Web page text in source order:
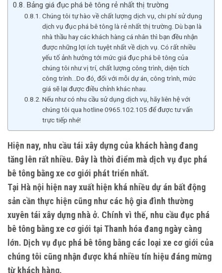
Bảng giá đục phá bê tông rẻ nhất thị trường
Chúng tôi tự hào về chất lượng dịch vụ, chi phí sử dụng
dịch vụ đục phá bê tông là rẻ nhất thị trường. Dù bạn là
nhà thầu hay các khách hàng cá nhân thì bạn đều nhận
được những lợi ích tuyệt nhất về dịch vụ. Có rất nhiều
yếu tố ảnh hưởng tới mức giá đục phá bê tông của
chúng tôi như vị trí, chất lượng công trình, diện tích
công trình…Do đó, đối với mỗi dự án, công trình, mức
giá sẽ lại được điều chỉnh khác nhau.
Nếu như có nhu cầu sử dụng dịch vụ, hãy liên hệ với
chúng tôi qua hotline 0965.102.105 để được tư vấn
trực tiếp nhé!
Hiện nay, nhu cầu tái xây dựng của khách hàng đang
tăng lên rất nhiều. Đây là thời điểm mà dịch vụ đục phá
bê tông bằng xe cơ giới phát triển nhất.
Tại Hà nội hiện nay xuất hiện khá nhiều dự án bất động
sản cần thực hiện cũng như các hộ gia đình thường
xuyên tái xây dựng nhà ở. Chính vì thế, nhu cầu đục phá
bê tông bằng xe cơ giới tại Thanh hóa đang ngày càng
lớn. Dịch vụ đục phá bê tông bằng các loại xe cơ giới của
chúng tôi cũng nhận được khá nhiều tín hiệu đáng mừng
từ khách hàng.